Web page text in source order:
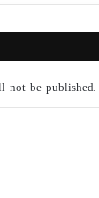
not be published.